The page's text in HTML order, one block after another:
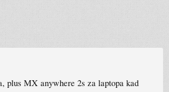
plus MX anywhere 2s za laptopa kad